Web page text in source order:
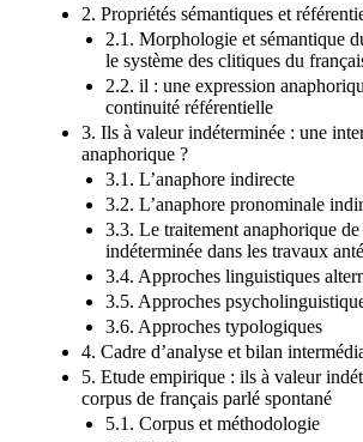
2. Propriétés sémantiques et
2.1. Morphologie et sémantique
le système des clitiques du
2.2. il : une expression
continuité référentielle
3. Ils à valeur indéterminée : une
anaphorique ?
3.1. L’anaphore indirecte
3.2. L’anaphore pronominale
3.3. Le traitement anaphorique
indéterminée dans les travaux
3.4. Approches linguistiques
3.5. Approches
3.6. Approches typologiques
4. Cadre d’analyse et bilan
5. Etude empirique : ils à valeur
corpus de français parlé spontané
5.1. Corpus et méthodologie